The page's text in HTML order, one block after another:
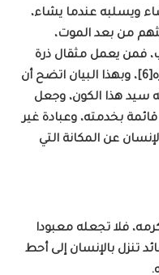
ويسلبه عندما يشاء،
من بعد الموت،
فمن يعمل مثقال ذرة
خيرا يره، ومن يعمل مثقال ذرة شرا يره[6]، وبهذا البيان اتضح أن
سيد هذا الكون، وجعل
بخدمته، وعبادة غير
عن المكانة التي
فلا تجعله معبودا
تنزل بالإنسان إلى أحط